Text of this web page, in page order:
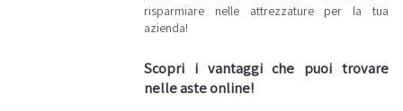
risparmiare nelle attrezzature per la tua
azienda!
Scopri i vantaggi che puoi trovare
nelle aste online!